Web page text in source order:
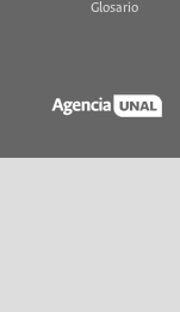
Glosario